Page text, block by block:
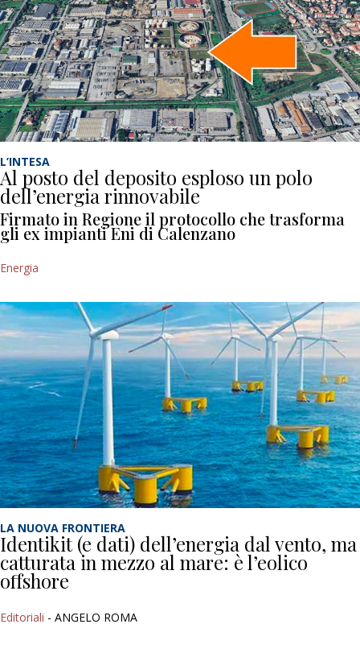
L’INTESA
Al posto del deposito esploso un polo
dell’energia rinnovabile
Firmato in Regione il protocollo che trasforma
gli ex impianti Eni di Calenzano
Energia
LA NUOVA FRONTIERA
Identikit (e dati) dell’energia dal vento, ma
catturata in mezzo al mare: è l’eolico
offshore
Editoriali - ANGELO ROMA